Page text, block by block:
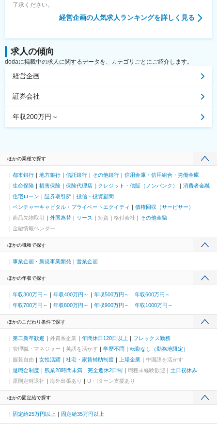
了承ください。
経営企画の人気求人ランキングを詳しく見る
求人の傾向
dodaに掲載中の求人に関するデータを、カテゴリごとにご紹介します。
経営企画
証券会社
年収200万円～
ほかの業種で探す
都市銀行 地方銀行 信託銀行 その他銀行
信用金庫・信用組合・労働金庫
生命保険
損害保険 保険代理店 クレジット・信販（ノンバンク）
消費者金融
住宅ローン
証券取引所
投信・投資顧問
ベンチャーキャピタル・プライベートエクイティ
債権回収（サービサー）
商品先物取引
外国為替 リース 短資 格付会社
その他金融
金融情報ベンダー
ほかの職種で探す
事業企画・新規事業開発 営業企画
ほかの年収で探す
年収300万円～ 年収400万円～ 年収500万円～
年収600万円～
年収700万円～
年収800万円～ 年収900万円～ 年収1000万円～
ほかのこだわり条件で探す
第二新卒歓迎 外資系企業 年間休日120日以上
フレックス勤務
管理職・マネジャー
英語を活かす 学歴不問
転勤なし（勤務地限定）
服装自由
女性活躍 社宅・家賃補助制度 上場企業
中国語を活かす
退職金制度
残業20時間未満 完全週休2日制 職種未経験歓迎
土日祝休み
原則定時退社
海外出張あり U・Iターン支援あり
ほかの固定給で探す
固定給25万円以上 固定給35万円以上